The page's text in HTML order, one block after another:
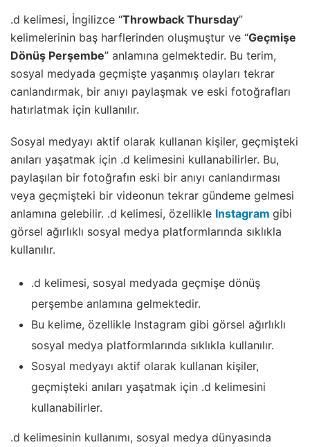
.d kelimesi, İngilizce “Throwback Thursday”
kelimelerinin baş harflerinden oluşmuştur ve “Geçmişe
Dönüş Perşembe” anlamına gelmektedir. Bu terim,
sosyal medyada geçmişte yaşanmış olayları tekrar
canlandırmak, bir anıyı paylaşmak ve eski fotoğrafları
hatırlatmak için kullanılır.
Sosyal medyayı aktif olarak kullanan kişiler, geçmişteki
anıları yaşatmak için .d kelimesini kullanabilirler. Bu,
paylaşılan bir fotoğrafın eski bir anıyı canlandırması
veya geçmişteki bir videonun tekrar gündeme gelmesi
anlamına gelebilir. .d kelimesi, özellikle Instagram gibi
görsel ağırlıklı sosyal medya platformlarında sıklıkla
kullanılır.
.d kelimesi, sosyal medyada geçmişe dönüş
perşembe anlamına gelmektedir.
Bu kelime, özellikle Instagram gibi görsel ağırlıklı
sosyal medya platformlarında sıklıkla kullanılır.
Sosyal medyayı aktif olarak kullanan kişiler,
geçmişteki anıları yaşatmak için .d kelimesini
kullanabilirler.
.d kelimesinin kullanımı, sosyal medya dünyasında